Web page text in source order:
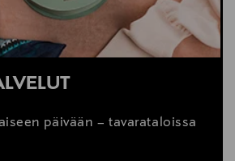
päivään – tavarataloissa